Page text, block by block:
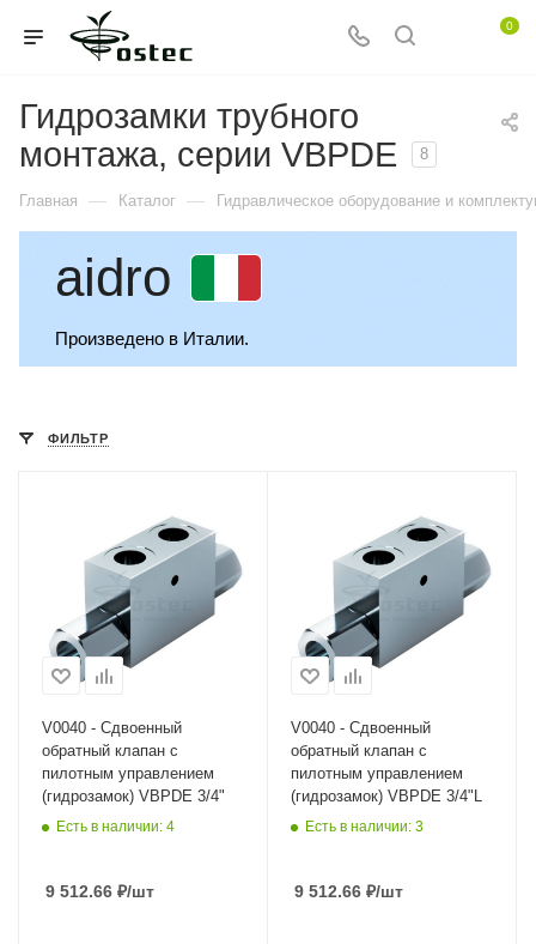
0
Гидрозамки трубного
монтажа, серии VBPDE
8
Главная — Каталог — Гидравлическое оборудование и
aidro
Произведено в Италии.
ФИЛЬТР
V0040 - Сдвоенный
обратный клапан с
пилотным управлением
(гидрозамок) VBPDE 3/4"
Есть в наличии: 4
9 512.66 ₽/шт
V0040 - Сдвоенный
обратный клапан с
пилотным управлением
(гидрозамок) VBPDE 3/4"L
Есть в наличии: 3
9 512.66 ₽/шт